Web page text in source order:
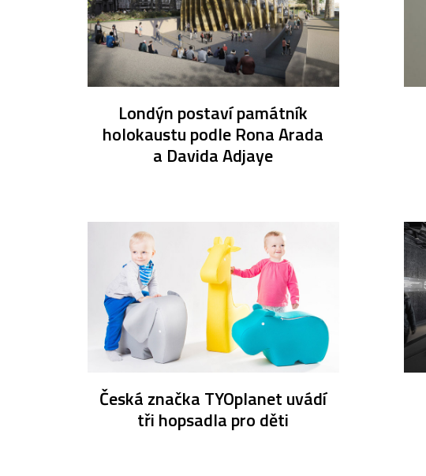
Londýn postaví památník
holokaustu podle Rona Arada
a Davida Adjaye
Česká značka TYOplanet uvádí
tři hopsadla pro děti